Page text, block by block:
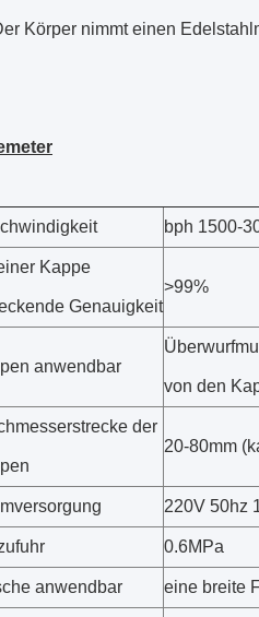
Körper nimmt einen
bph 1500-
Kappe
Genauigkeit
>99%
anwendbar
von den
der
20-80mm
220V 50hz
0.6MPa
anwendbar eine breite